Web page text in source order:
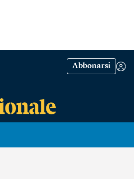
Abbonarsi